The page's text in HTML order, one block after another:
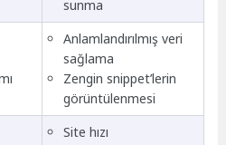
sunma
Anlamlandırılmış veri
sağlama
Zengin snippet’lerin
görüntülenmesi
Site hızı